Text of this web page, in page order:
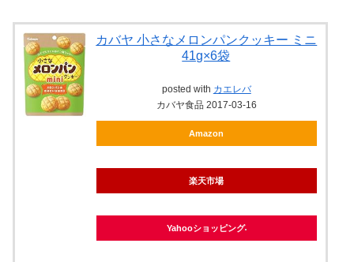
カバヤ 小さなメロンパンクッキー ミニ
41g×6袋
posted with カエレバ
カバヤ食品 2017-03-16
Amazon
楽天市場
Yahooショッピング